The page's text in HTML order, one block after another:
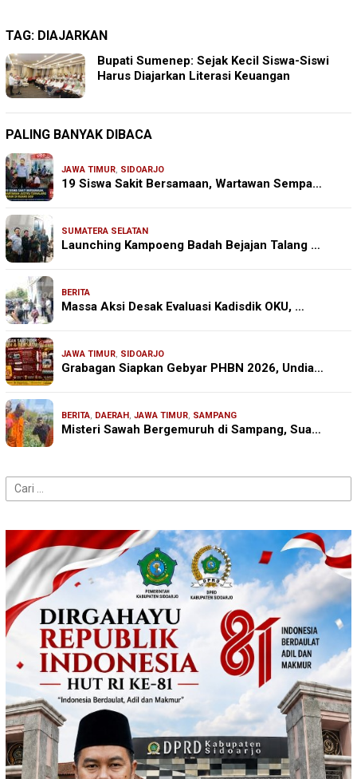
TAG: DIAJARKAN
Bupati Sumenep: Sejak Kecil Siswa-Siswi
Harus Diajarkan Literasi Keuangan
PALING BANYAK DIBACA
JAWA TIMUR, SIDOARJO
19 Siswa Sakit Bersamaan, Wartawan Sempa…
SUMATERA SELATAN
Launching Kampoeng Badah Bejajan Talang …
BERITA
Massa Aksi Desak Evaluasi Kadisdik OKU, …
JAWA TIMUR, SIDOARJO
Grabagan Siapkan Gebyar PHBN 2026, Undia…
BERITA, DAERAH , JAWA TIMUR, SAMPANG
Misteri Sawah Bergemuruh di Sampang, Sua…
Cari
untuk: